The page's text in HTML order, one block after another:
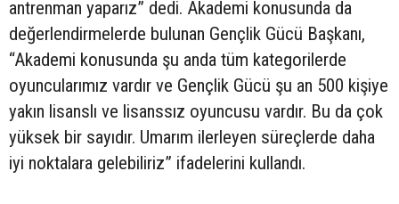
antrenman yaparız” dedi. Akademi konusunda da
değerlendirmelerde bulunan Gençlik Gücü Başkanı,
“Akademi konusunda şu anda tüm kategorilerde
oyuncularımız vardır ve Gençlik Gücü şu an 500 kişiye
yakın lisanslı ve lisanssız oyuncusu vardır. Bu da çok
yüksek bir sayıdır. Umarım ilerleyen süreçlerde daha
iyi noktalara gelebiliriz” ifadelerini kullandı.